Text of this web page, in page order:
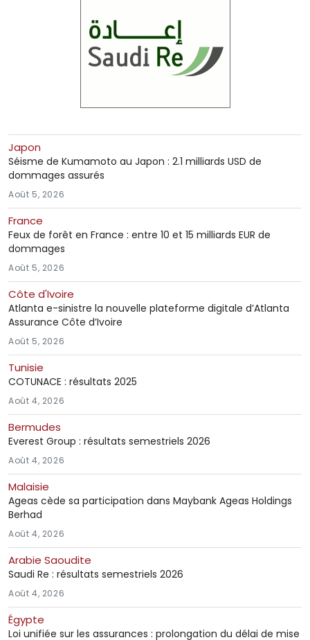
Japon
Séisme de Kumamoto au Japon : 2.1 milliards USD de
dommages assurés
Août 5, 2026
France
Feux de forêt en France : entre 10 et 15 milliards EUR de
dommages
Août 5, 2026
Côte d'Ivoire
Atlanta e-sinistre la nouvelle plateforme digitale d’Atlanta
Assurance Côte d’Ivoire
Août 5, 2026
Tunisie
COTUNACE : résultats 2025
Août 4, 2026
Bermudes
Everest Group : résultats semestriels 2026
Août 4, 2026
Malaisie
Ageas cède sa participation dans Maybank Ageas Holdings
Berhad
Août 4, 2026
Arabie Saoudite
Saudi Re : résultats semestriels 2026
Août 4, 2026
Égypte
Loi unifiée sur les assurances : prolongation du délai de mise